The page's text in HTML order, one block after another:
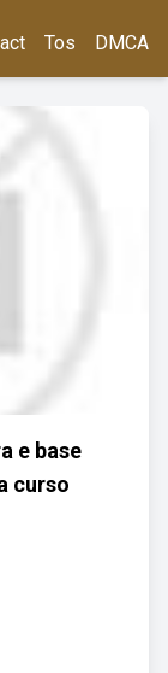
Tos DMCA
e base
curso